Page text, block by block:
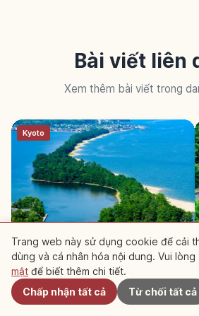
Bài viết liên
Xem thêm bài viết trong
Kyoto
Amanohashidate ở Kyoto: dải
cồn 3,6km, một trong ba cảnh
Nhật
Trang web này sử dụng cookie để cải
dùng và cá nhân hóa nội dung. Vui lòng
mật để biết thêm chi tiết.
Chấp nhận tất cả
Từ chối tất cả